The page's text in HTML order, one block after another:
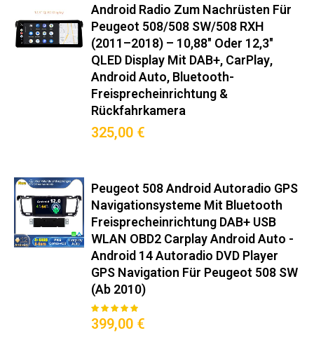
Einbaukompatibilität‌ 100%
passgenau für Peugeot 508/508
SW/508 RXH (2010–2018):
Hochwertige Integration für Ihr
Fahrzeug und volle
Systemkompatibilität.
Integrierter CANBUS-Decoder für Bordcomputer-Anzeige
Mitgelieferter Montagerahmen in Wagenfarbe
Keine Modifikationen am Armaturenbrett nötig
Premium-Funktionen
Wireless Android Auto™/CarPlay™ (5GHz WiFi)
DAB+ Radio mit RDS-TMC Verkehrsinfos
360° Kamera-Support (Max. 4 Kameras)
Android Radio Zum Nachrüsten Für
Peugeot 508/508 SW/508 RXH
(2011–2018) – 10,88" Oder 12,3"
QLED Display Mit DAB+, CarPlay,
Android Auto, Bluetooth-
Freisprecheinrichtung &
Rückfahrkamera
325,00 €
Peugeot 508 Android Autoradio GPS
Navigationsysteme Mit Bluetooth
Freisprecheinrichtung DAB+ USB
WLAN OBD2 Carplay Android Auto -
Android 14 Autoradio DVD Player
GPS Navigation Für Peugeot 508 SW
(ab 2010)
Bewertung:
399,00 €